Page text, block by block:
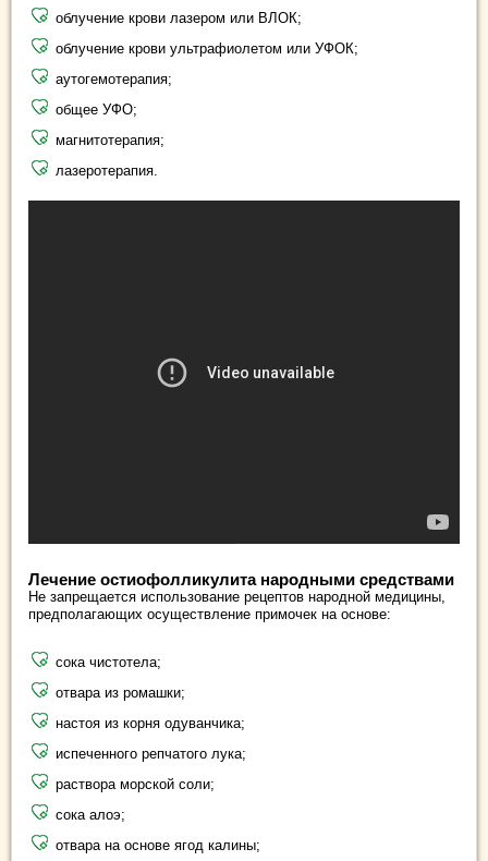
облучение крови лазером или ВЛОК;
облучение крови ультрафиолетом или УФОК;
аутогемотерапия;
общее УФО;
магнитотерапия;
лазеротерапия.
Лечение остиофолликулита народными средствами
Не запрещается использование рецептов народной медицины,
предполагающих осуществление примочек на основе:
сока чистотела;
отвара из ромашки;
настоя из корня одуванчика;
испеченного репчатого лука;
раствора морской соли;
сока алоэ;
отвара на основе ягод калины;